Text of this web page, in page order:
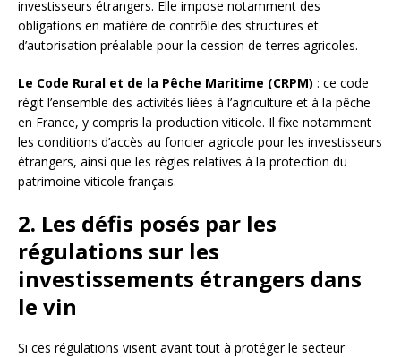
investisseurs étrangers. Elle impose notamment des
obligations en matière de contrôle des structures et
d’autorisation préalable pour la cession de terres agricoles.
Le Code Rural et de la Pêche Maritime (CRPM) : ce code
régit l’ensemble des activités liées à l’agriculture et à la pêche
en France, y compris la production viticole. Il fixe notamment
les conditions d’accès au foncier agricole pour les investisseurs
étrangers, ainsi que les règles relatives à la protection du
patrimoine viticole français.
2. Les défis posés par les
régulations sur les
investissements étrangers dans
le vin
Si ces régulations visent avant tout à protéger le secteur